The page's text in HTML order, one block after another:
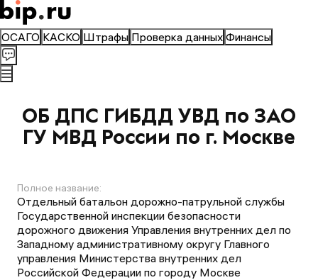
ОСАГО КАСКО Штрафы Проверка данных Финансы
ОБ ДПС ГИБДД УВД по ЗАО
ГУ МВД России по г. Москве
Полное название:
Отдельный батальон дорожно-патрульной службы
Государственной инспекции безопасности
дорожного движения Управления внутренних дел по
Западному административному округу Главного
управления Министерства внутренних дел
Российской Федерации по городу Москве